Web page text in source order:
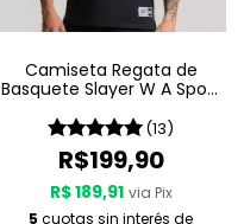
Camiseta Regata de
Basquete Slayer W A Sport
(13)
R$199,90
R$ 189,91 via Pix
5 cuotas sin interés de